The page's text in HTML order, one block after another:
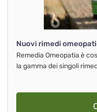
Nuovi rimedi
Remedia Omeopatia è
la gamma dei singoli